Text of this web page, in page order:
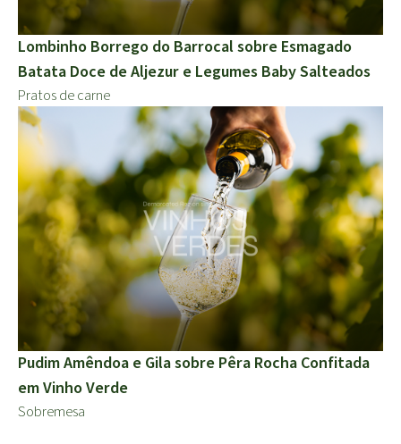
Lombinho Borrego do Barrocal sobre Esmagado
Batata Doce de Aljezur e Legumes Baby Salteados
Pratos de carne
Pudim Amêndoa e Gila sobre Pêra Rocha Confitada
em Vinho Verde
Sobremesa